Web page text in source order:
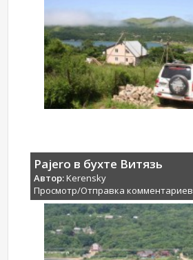
Pajero в бухте Витязь
Автор:Kerensky
Просмотр/Отправка комментариев